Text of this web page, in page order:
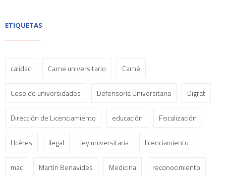
ETIQUETAS
calidad Carne universitario Carné
Cese de universidades Defensoría Universitaria Digrat
Dirección de Licenciamiento educación Fiscalización
Hcéres ilegal ley universitaria licenciamiento
mac Martín Benavides Medicina reconocimiento